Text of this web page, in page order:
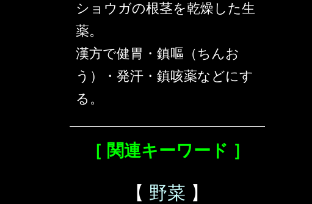
ショウガの根茎を乾燥した生
薬。
漢方で健胃・鎮嘔（ちんお
う）・発汗・鎮咳薬などにす
る。
［ 関連キーワード ］
【 野菜 】